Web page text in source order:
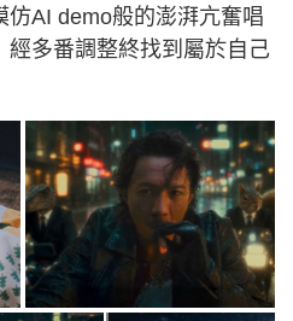
AI demo般的澎湃亢奮唱
經多番調整終找到屬於自己